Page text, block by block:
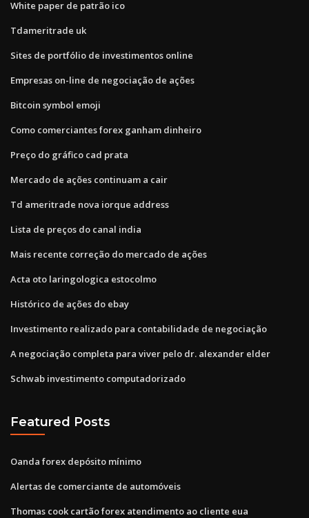
White paper de patrão ico
Tdameritrade uk
Sites de portfólio de investimentos online
Empresas on-line de negociação de ações
Bitcoin symbol emoji
Como comerciantes forex ganham dinheiro
Preço do gráfico cad prata
Mercado de ações continuam a cair
Td ameritrade nova iorque address
Lista de preços do canal india
Mais recente correção do mercado de ações
Acta oto laringologica estocolmo
Histórico de ações do ebay
Investimento realizado para contabilidade de negociação
A negociação completa para viver pelo dr. alexander elder
Schwab investimento computadorizado
Featured Posts
Oanda forex depósito mínimo
Alertas de comerciante de automóveis
Thomas cook cartão forex atendimento ao cliente eua